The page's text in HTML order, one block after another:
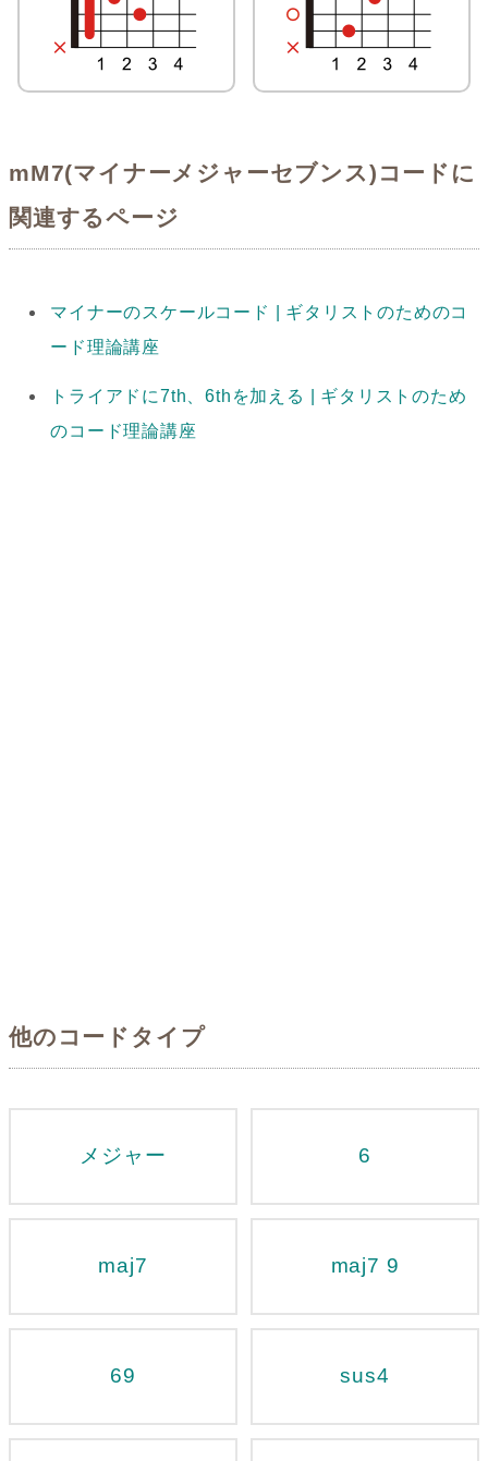
mM7(マイナーメジャーセブンス)コードに
関連するページ
マイナーのスケールコード | ギタリストのためのコ
ード理論講座
トライアドに7th、6thを加える | ギタリストのため
のコード理論講座
他のコードタイプ
メジャー 6
maj7 maj7 9
69 sus4